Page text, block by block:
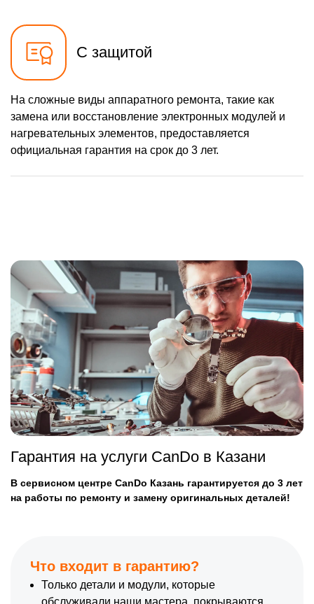
С защитой
На сложные виды аппаратного ремонта, такие как
замена или восстановление электронных модулей и
нагревательных элементов, предоставляется
официальная гарантия на срок до 3 лет.
Гарантия на услуги CanDo в Казани
В сервисном центре CanDo Казань гарантируется до 3 лет
на работы по ремонту и замену оригинальных деталей!
Что входит в гарантию?
Только детали и модули, которые
обслуживали наши мастера, покрываются